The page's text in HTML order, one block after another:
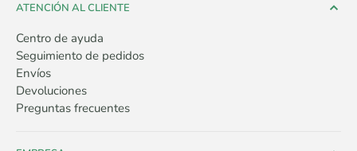
ATENCIÓN AL CLIENTE
Centro de ayuda
Seguimiento de pedidos
Envíos
Devoluciones
Preguntas frecuentes